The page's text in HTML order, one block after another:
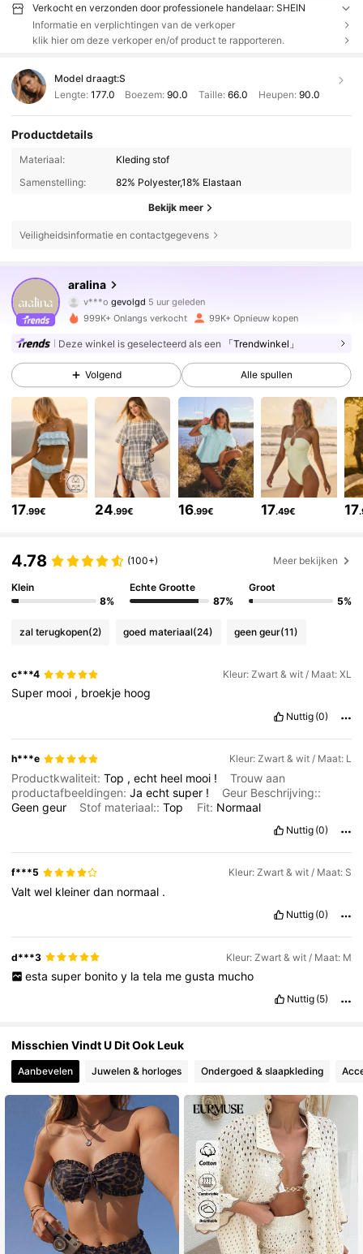
Verkocht en verzonden door professionele handelaar: SHEIN
Informatie en verplichtingen van de verkoper
klik hier om deze verkoper en/of product te rapporteren.
Model draagt:S
Lengte: 177.0 Boezem:90.0 Taille: 66.0 Heupen: 90.0
Productdetails
Materiaal:
Kleding stof
Samenstelling:
82% Polyester,18% Elastaan
Bekijk meer
Veiligheidsinformatie en contactgegevens
aralina
v***o gevolgd
3***6 is aan het browsen
4.78
675K Volgers
4.78 675K Volgers
4.78 675K Volgers
4.78 675K Volgers
675K Volgers
4.78 675K Volgers
4.78 675K Volgers
999K+ Onlangs verkocht 99K+ Opnieuw kopen
Deze winkel is geselecteerd als een 「Trendwinkel」
Volgend Alle spullen
17.99€ 24.99€ 16.99€ 17.49€ 17
4.78 (100+) Meer bekijken
Klein
8%
Echte Grootte
87%
Groot
5%
zal terugkopen(2) goed materiaal(24) geen geur(11)
c***4 Kleur: Zwart & wit / Maat: XL
Super mooi , broekje hoog
Nuttig (0)
h***e Kleur: Zwart & wit / Maat: L
Productkwaliteit:Top ,echt heel mooi !
Trouw aan
productafbeeldingen:Jaechtsuper !
Geur Beschrijving::
Geengeur Stof materiaal::Top Fit: Normaal
Nuttig (0)
f***5 Kleur: Zwart & wit / Maat: S
Valtwel kleinerdan normaal .
Nuttig (0)
d***3 Kleur: Zwart & wit / Maat: M
esta super bonito y la tela me gusta mucho
Nuttig (5)
Misschien Vindt U Dit Ook Leuk
Aanbevelen Juwelen & horloges Ondergoed & slaapkleding